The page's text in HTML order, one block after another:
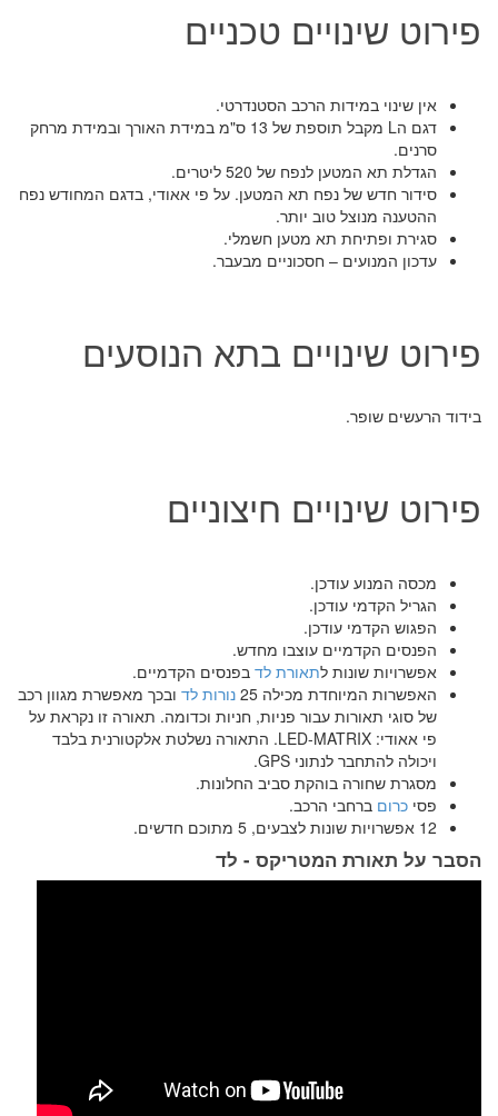
פירוט שינויים טכניים
אין שינוי במידות הרכב הסטנדרטי.
דגם הL מקבל תוספת של 13 ס"מ במידת האורך ובמידת מרחק
סרנים.
הגדלת תא המטען לנפח של 520 ליטרים.
סידור חדש של נפח תא המטען. על פי אאודי, בדגם המחודש נפח
ההטענה מנוצל טוב יותר.
סגירת ופתיחת תא מטען חשמלי.
עדכון המנועים – חסכוניים מבעבר.
פירוט שינויים בתא הנוסעים
בידוד הרעשים שופר.
פירוט שינויים חיצוניים
מכסה המנוע עודכן.
הגריל הקדמי עודכן.
הפגוש הקדמי עודכן.
הפנסים הקדמיים עוצבו מחדש.
אפשרויות שונות לתאורת לד בפנסים הקדמיים.
האפשרות המיוחדת מכילה 25
נורות לד ובכך מאפשרת מגוון רכב
של סוגי תאורות עבור פניות, חניות וכדומה. תאורה זו נקראת על
פי אאודי: LED-MATRIX. התאורה נשלטת אלקטורנית בלבד
ויכולה להתחבר לנתוני GPS.
מסגרת שחורה בוהקת סביב החלונות.
פסי כרום ברחבי הרכב.
12 אפשרויות שונות לצבעים, 5 מתוכם חדשים.
הסבר על תאורת המטריקס - לד